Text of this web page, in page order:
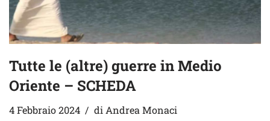
Tutte le (altre) guerre in Medio
Oriente – SCHEDA
4 Febbraio 2024 diAndrea Monaci